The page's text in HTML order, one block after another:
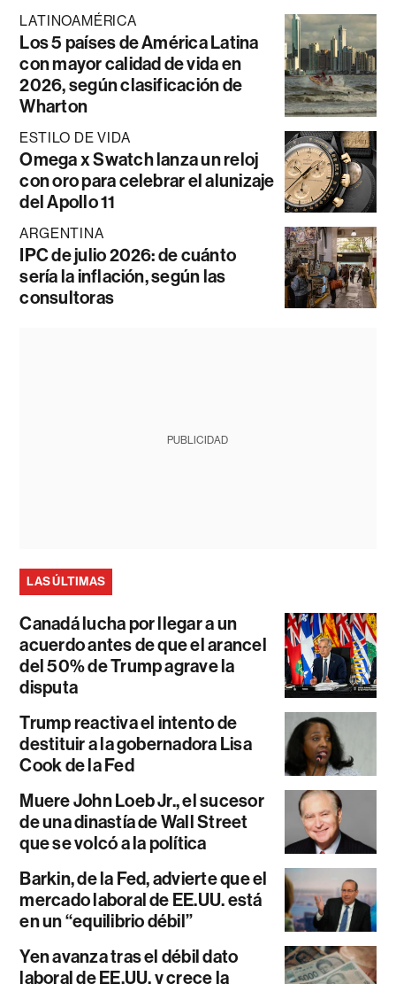
LATINOAMÉRICA
Los 5 países de América Latina
con mayor calidad de vida en
2026, según clasificación de
Wharton
ESTILO DE VIDA
Omega x Swatch lanza un reloj
con oro para celebrar el alunizaje
del Apollo 11
ARGENTINA
IPC de julio 2026: de cuánto
sería la inflación, según las
consultoras
PUBLICIDAD
LAS ÚLTIMAS
Canadá lucha por llegar a un
acuerdo antes de que el arancel
del 50% de Trump agrave la
disputa
Trump reactiva el intento de
destituir a la gobernadora Lisa
Cook de la Fed
Muere John Loeb Jr., el sucesor
de una dinastía de Wall Street
que se volcó a la política
Barkin, de la Fed, advierte que el
mercado laboral de EE.UU. está
en un “equilibrio débil”
Yen avanza tras el débil dato
laboral de EE.UU. y crece la